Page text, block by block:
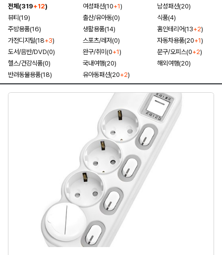
전체(319+12) 여성패션(10+1)
남성패션(20)
뷰티(19)
출산/유아동(0)
식품(4)
주방용품(16)
생활용품(14) 홈인테리어(13+2)
가전디지털(18+3) 스포츠/레저(0) 자동차용품(20+1)
도서/음반/DVD(0)
완구/취미(0+1) 문구/오피스(0+2)
헬스/건강식품(0)
국내여행(20)
해외여행(20)
반려동물용품(18)
유아동패션(20+2)